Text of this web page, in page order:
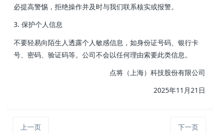
必提高警惕，拒绝操作并及时与我们联系核实或报警。
3. 保护个人信息
不要轻易向陌生人透露个人敏感信息，如身份证号码、银行卡
号、密码、验证码等。公司不会以任何理由索要此类信息。
点将（上海）科技股份有限公司
2025年11月21日
上一页 下一页